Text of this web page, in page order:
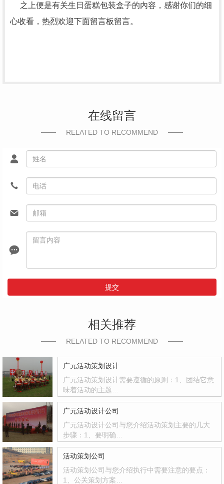
之上便是有关生日蛋糕包装盒子的內容，感谢你们的细
心收看，热烈欢迎下面留言板留言。
在线留言
RELATED TO RECOMMEND
提交
相关推荐
RELATED TO RECOMMEND
广元活动策划设计
广元活动策划设计需要遵循的原则：1、团结它意
味着活动的主题…
广元活动设计公司
广元活动设计公司与您介绍活动策划主要的几大
步骤：1、要明确…
活动策划公司
活动策划公司与您介绍执行中需要注意的要点：
1、公关策划方案…